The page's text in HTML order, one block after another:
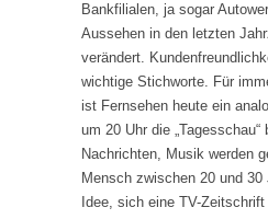
Bankfilialen, ja sogar
Aussehen in den letzten
verändert.
wichtige Stichworte. Für
ist Fernsehen heute ein
um 20 Uhr die „Tagesschau“
Nachrichten, Musik werden
Mensch zwischen 20 und
Idee, sich eine TV-